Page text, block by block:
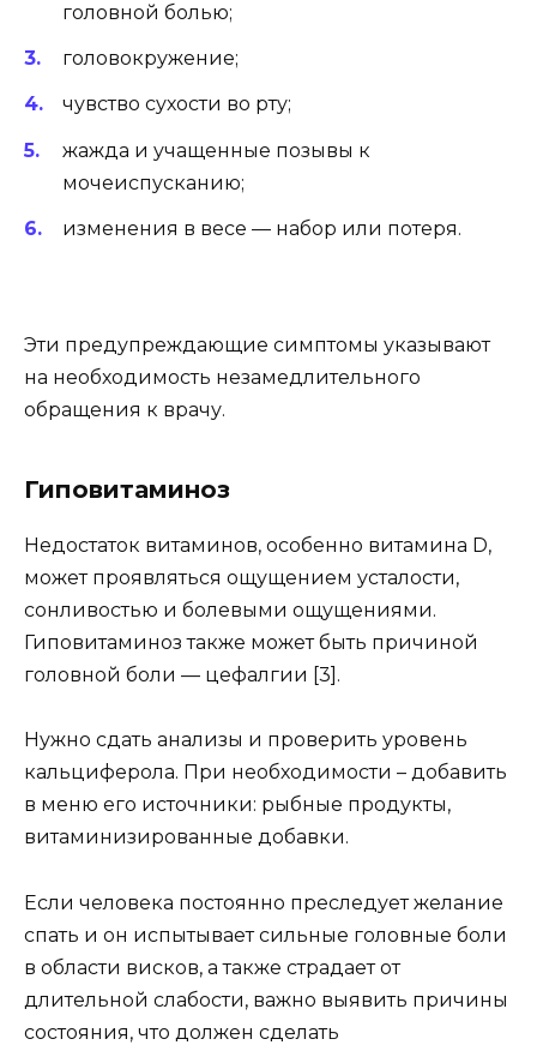
головной болью;
головокружение;
чувство сухости во рту;
жажда и учащенные позывы к
мочеиспусканию;
изменения в весе — набор или потеря.
Эти предупреждающие симптомы указывают
на необходимость незамедлительного
обращения к врачу.
Гиповитаминоз
Недостаток витаминов, особенно витамина D,
может проявляться ощущением усталости,
сонливостью и болевыми ощущениями.
Гиповитаминоз также может быть причиной
головной боли — цефалгии [3].
Нужно сдать анализы и проверить уровень
кальциферола. При необходимости – добавить
в меню его источники: рыбные продукты,
витаминизированные добавки.
Если человека постоянно преследует желание
спать и он испытывает сильные головные боли
в области висков, а также страдает от
длительной слабости, важно выявить причины
состояния, что должен сделать